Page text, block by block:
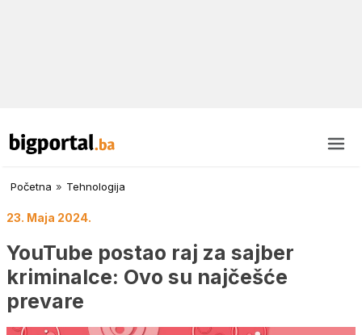
Početna » Tehnologija
23. Maja 2024.
YouTube postao raj za sajber
kriminalce: Ovo su najčešće
prevare